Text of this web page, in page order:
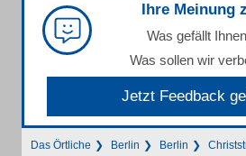
Ihre Meinung
Was gefällt
Was sollen wir
Jetzt Feedback
Das Örtliche Berlin Berlin